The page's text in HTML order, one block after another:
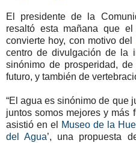
El presidente de la
resaltó esta mañana que
convierte hoy, con motivo del
centro de divulgación de la
sinónimo de prosperidad,
futuro, y también de
“El agua es sinónimo de que
juntos somos mejores y más
asistió en el
Museo de la
del Agua’, una propuesta